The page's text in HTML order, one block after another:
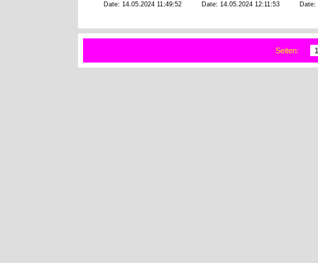
Date: 14.05.2024 11:49:52 Date: 14.05.2024 12:11:53 Date:
Seiten: 1